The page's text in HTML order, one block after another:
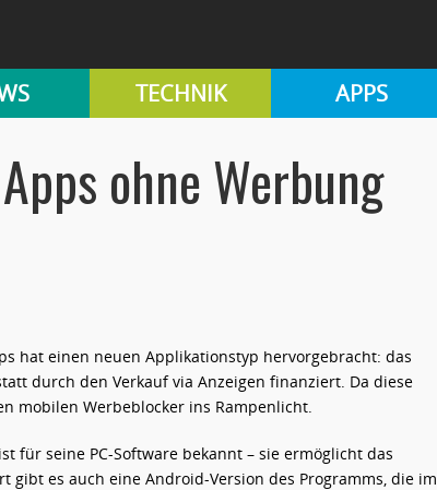
TECHNIK APPS
ohne Werbung
hat einen neuen Applikationstyp hervorgebracht: das
durch den Verkauf via Anzeigen finanziert. Da diese
mobilen Werbeblocker ins Rampenlicht.
für seine PC-Software bekannt – sie ermöglicht das
gibt es auch eine Android-Version des Programms, die im